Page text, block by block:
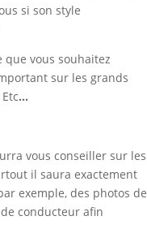
si son style
vous souhaitez
sur les grands
…
vous conseiller sur les
il saura exactement
exemple, des photos de
conducteur afin